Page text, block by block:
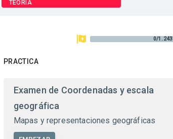
TEORÍA
0/1.243
PRACTICA
Examen de Coordenadas y escala
geográfica
Mapas y representaciones geográficas